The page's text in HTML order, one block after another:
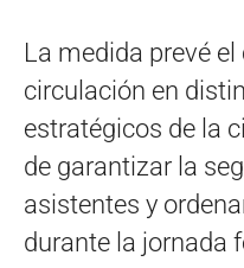
La medida prevé
circulación en
estratégicos de la
de garantizar la
asistentes y
durante la jornada